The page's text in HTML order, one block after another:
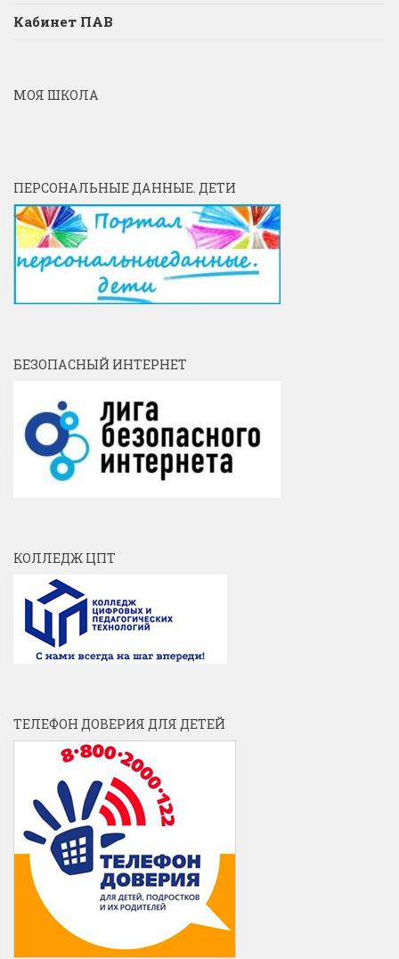
Кабинет ПАВ
МОЯ ШКОЛА
ПЕРСОНАЛЬНЫЕ ДАННЫЕ. ДЕТИ
БЕЗОПАСНЫЙ ИНТЕРНЕТ
КОЛЛЕДЖ ЦПТ
ТЕЛЕФОН ДОВЕРИЯ ДЛЯ ДЕТЕЙ